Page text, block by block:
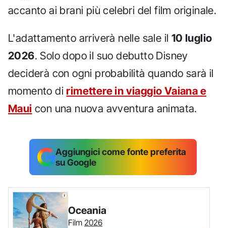
accanto ai brani più celebri del film originale.
L'adattamento arriverà nelle sale il 10 luglio
2026. Solo dopo il suo debutto Disney
deciderà con ogni probabilità quando sarà il
momento di rimettere in viaggio Vaiana e
Maui con una nuova avventura animata.
Aggiungici come fonte preferita
su Google
Oceania
Film 2026